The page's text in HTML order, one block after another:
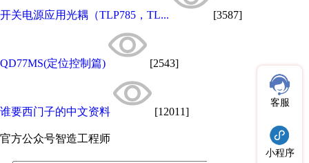
开关电源应用光耦（TLP785，TL... [3587]
QD77MS(定位控制篇) [2543]
谁要西门子的中文资料 [12011]
官方公众号智造工程师
客服
小程序